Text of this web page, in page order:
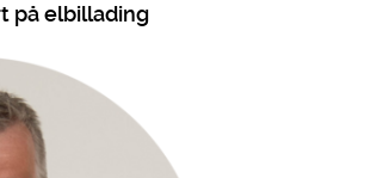
på elbillading